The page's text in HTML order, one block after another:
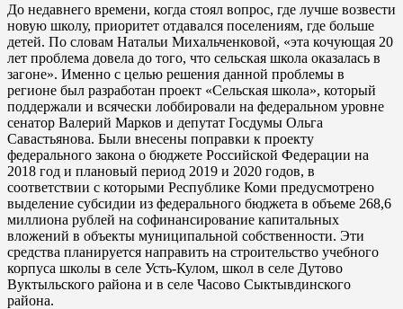
До недавнего времени, когда стоял вопрос, где лучше возвести
новую школу, приоритет отдавался поселениям, где больше
детей. По словам Натальи Михальченковой, «эта кочующая 20
лет проблема довела до того, что сельская школа оказалась в
загоне». Именно с целью решения данной проблемы в
регионе был разработан проект «Сельская школа», который
поддержали и всячески лоббировали на федеральном уровне
сенатор Валерий Марков и депутат Госдумы Ольга
Савастьянова. Были внесены поправки к проекту
федерального закона о бюджете Российской Федерации на
2018 год и плановый период 2019 и 2020 годов, в
соответствии с которыми Республике Коми предусмотрено
выделение субсидии из федерального бюджета в объеме 268,6
миллиона рублей на софинансирование капитальных
вложений в объекты муниципальной собственности. Эти
средства планируется направить на строительство учебного
корпуса школы в селе Усть-Кулом, школ в селе Дутово
Вуктыльского района и в селе Часово Сыктывдинского
района.